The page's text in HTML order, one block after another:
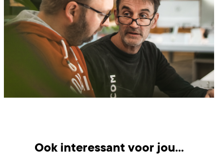
Ook interessant voor jou...